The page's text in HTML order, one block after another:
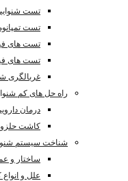
تست
تست
تست های
تست های
غربالگری
راه حل های کم
درمان
کاشت
شناخت سیستم
ساختار و
علل و